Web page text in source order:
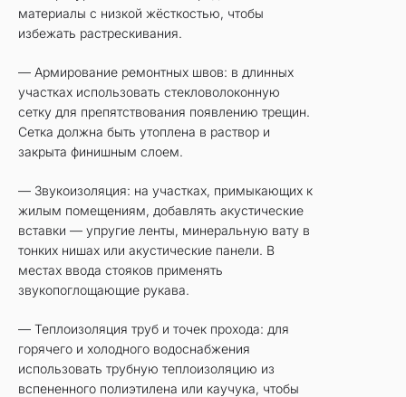
материалы с низкой жёсткостью, чтобы
избежать растрескивания.
— Армирование ремонтных швов: в длинных
участках использовать стекловолоконную
сетку для препятствования появлению трещин.
Сетка должна быть утоплена в раствор и
закрыта финишным слоем.
— Звукоизоляция: на участках, примыкающих к
жилым помещениям, добавлять акустические
вставки — упругие ленты, минеральную вату в
тонких нишах или акустические панели. В
местах ввода стояков применять
звукопоглощающие рукава.
— Теплоизоляция труб и точек прохода: для
горячего и холодного водоснабжения
использовать трубную теплоизоляцию из
вспененного полиэтилена или каучука, чтобы